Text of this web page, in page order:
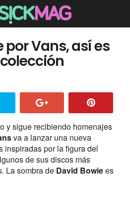
por Vans, así es
y sigue recibiendo homenajes
va a lanzar una nueva
inspiradas por la figura del
de sus discos más
La sombra de David Bowiees